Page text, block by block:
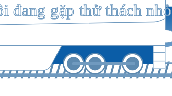
đang gặp thử thách nhỏ